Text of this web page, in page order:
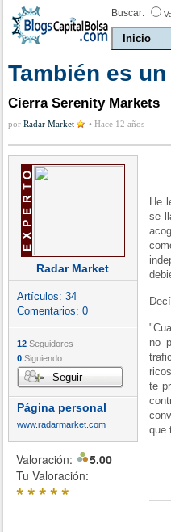
Buscar:
Inicio
También es
Cierra Serenity Markets
por Radar Market • Hace 12 años
Radar Market
Artículos: 34
Comentarios: 0
12 Seguidores
0 Siguiendo
Seguir
Página personal
www.radarmarket.com
Valoración:
5.00
Tu Valoración:
*****
He
se
no
te
que